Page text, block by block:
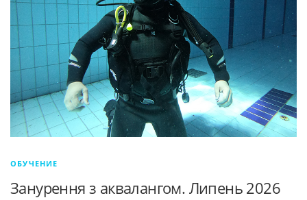
ОБУЧЕНИЕ
Занурення з аквалангом. Липень 2026